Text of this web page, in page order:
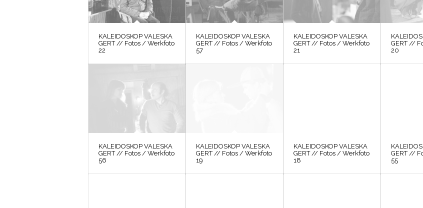
KALEIDOSKOP VALESKA
GERT // Fotos / Werkfoto
22
KALEIDOSKOP VALESKA
GERT // Fotos / Werkfoto
57
KALEIDOSKOP VALESKA
GERT // Fotos / Werkfoto
21
GERT //
20
KALEIDOSKOP VALESKA
GERT // Fotos / Werkfoto
56
KALEIDOSKOP VALESKA
GERT // Fotos / Werkfoto
19
KALEIDOSKOP VALESKA
GERT // Fotos / Werkfoto
18
GERT //
55